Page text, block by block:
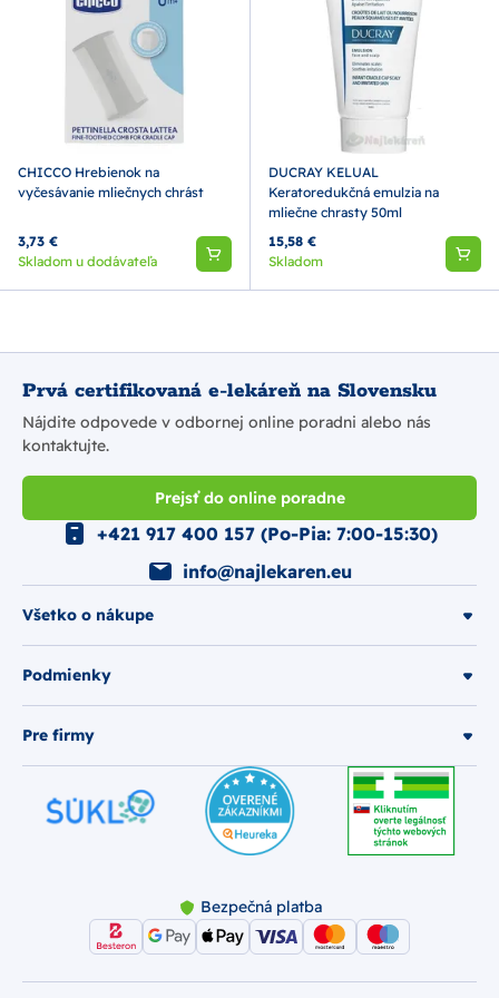
CHICCO Hrebienok na
vyčesávanie mliečnych chrást
3,73 €
Skladom u dodávateľa
DUCRAY KELUAL
Keratoredukčná emulzia na
mliečne chrasty 50ml
15,58 €
Skladom
Prvá certifikovaná e-lekáreň na Slovensku
Nájdite odpovede v odbornej online poradni alebo nás
kontaktujte.
Prejsť do online poradne
Všetko o nákupe
Podmienky
Pre firmy
+421 917 400 157 (Po-Pia: 7:00-15:30)
info@najlekaren.eu
Bezpečná platba